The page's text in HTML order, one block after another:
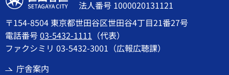
法人番号 1000020131121
〒154-8504 東京都世田谷区世田谷4丁目21番27号
電話番号03-5432-1111 （代表）
ファクシミリ 03-5432-3001（広報広聴課）
庁舎案内